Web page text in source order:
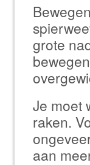
grote
Je moet
raken.
aan